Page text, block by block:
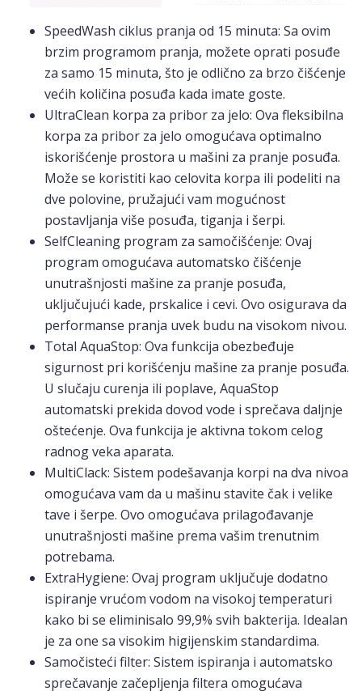
SpeedWash ciklus pranja od 15 minuta: Sa ovim
brzim programom pranja, možete oprati posuđe
za samo 15 minuta, što je odlično za brzo čišćenje
većih količina posuđa kada imate goste.
UltraClean korpa za pribor za jelo: Ova fleksibilna
korpa za pribor za jelo omogućava optimalno
iskorišćenje prostora u mašini za pranje posuđa.
Može se koristiti kao celovita korpa ili podeliti na
dve polovine, pružajući vam mogućnost
postavljanja više posuđa, tiganja i šerpi.
SelfCleaning program za samočišćenje: Ovaj
program omogućava automatsko čišćenje
unutrašnjosti mašine za pranje posuđa,
uključujući kade, prskalice i cevi. Ovo osigurava da
performanse pranja uvek budu na visokom nivou.
Total AquaStop: Ova funkcija obezbeđuje
sigurnost pri korišćenju mašine za pranje posuđa.
U slučaju curenja ili poplave, AquaStop
automatski prekida dovod vode i sprečava daljnje
oštećenje. Ova funkcija je aktivna tokom celog
radnog veka aparata.
MultiClack: Sistem podešavanja korpi na dva nivoa
omogućava vam da u mašinu stavite čak i velike
tave i šerpe. Ovo omogućava prilagođavanje
unutrašnjosti mašine prema vašim trenutnim
potrebama.
ExtraHygiene: Ovaj program uključuje dodatno
ispiranje vrućom vodom na visokoj temperaturi
kako bi se eliminisalo 99,9% svih bakterija. Idealan
je za one sa visokim higijenskim standardima.
Samočisteći filter: Sistem ispiranja i automatsko
sprečavanje začepljenja filtera omogućava